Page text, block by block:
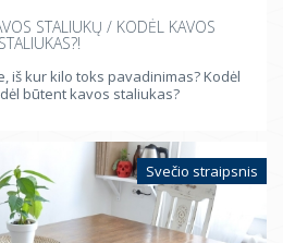
STALIUKŲ / KODĖL KAVOS
STALIUKAS?!
iš kur kilo toks pavadinimas? Kodėl
būtent kavos staliukas?
Svečio straipsnis